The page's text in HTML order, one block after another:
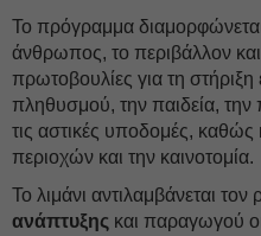
Το πρόγραμμα
άνθρωπος, το περιβάλλον και
πρωτοβουλίες για τη στήριξη
πληθυσμού, την παιδεία, την
τις αστικές υποδομές, καθώς
περιοχών και την καινοτομία.
Το λιμάνι αντιλαμβάνεται
ανάπτυξης και παραγωγού